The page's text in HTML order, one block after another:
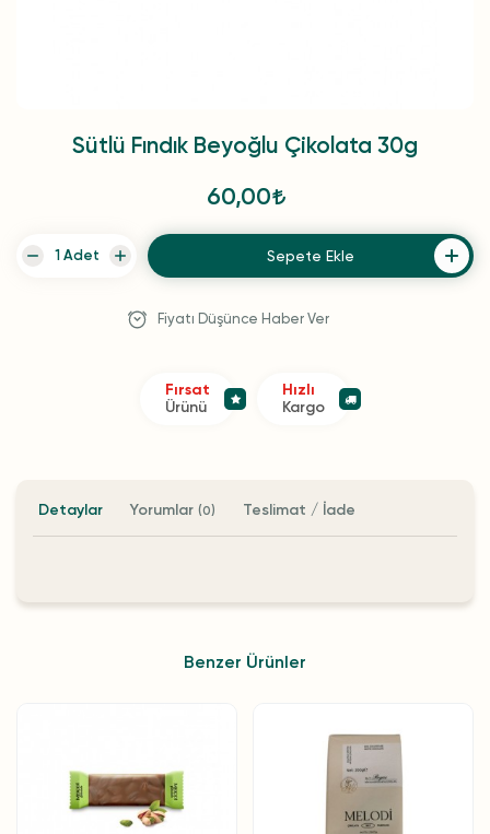
Sütlü Fındık Beyoğlu Çikolata 30g
60,00
Sepete Ekle
Fiyatı Düşünce Haber Ver
Fırsat
Ürünü
Hızlı
Kargo
Detaylar Yorumlar (0) Teslimat / İade
Benzer Ürünler